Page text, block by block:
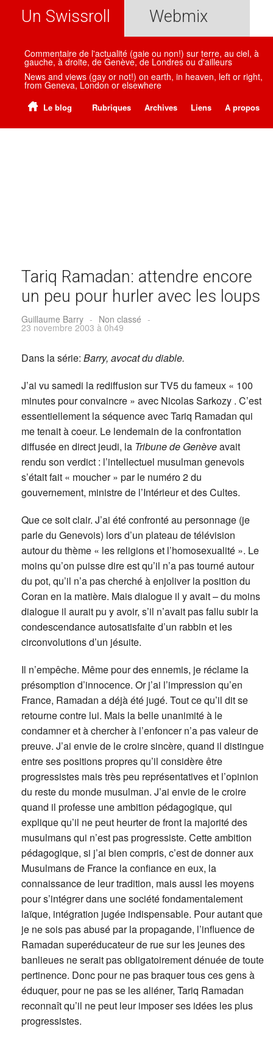
Un Swissroll Webmix
Commentaire de l'actualité (gaie ou non!) sur terre, au ciel, à
gauche, à droite, de Genève, de Londres ou d'ailleurs
News and views (gay or not!) on earth, in heaven, left or right,
from Geneva, London or elsewhere
Le blog Rubriques Archives Liens A propos
Tariq Ramadan: attendre encore
un peu pour hurler avec les loups
Guillaume Barry - Non classé -
23 novembre 2003 à 0h49
Dans la série: Barry, avocat du diable.
J’ai vu samedi la rediffusion sur TV5 du fameux « 100
minutes pour convaincre » avec Nicolas Sarkozy . C’est
essentiellement la séquence avec Tariq Ramadan qui
me tenait à coeur. Le lendemain de la confrontation
diffusée en direct jeudi, la Tribune de Genèveavait
rendu son verdict : l’intellectuel musulman genevois
s’était fait « moucher » par le numéro 2 du
gouvernement, ministre de l’Intérieur et des Cultes.
Que ce soit clair. J’ai été confronté au personnage (je
parle du Genevois) lors d’un plateau de télévision
autour du thème « les religions et l’homosexualité ». Le
moins qu’on puisse dire est qu’il n’a pas tourné autour
du pot, qu’il n’a pas cherché à enjoliver la position du
Coran en la matière. Mais dialogue il y avait – du moins
dialogue il aurait pu y avoir, s’il n’avait pas fallu subir la
condescendance autosatisfaite d’un rabbin et les
circonvolutions d’un jésuite.
Il n’empêche. Même pour des ennemis, je réclame la
présomption d’innocence. Or j’ai l’impression qu’en
France, Ramadan a déjà été jugé. Tout ce qu’il dit se
retourne contre lui. Mais la belle unanimité à le
condamner et à chercher à l’enfoncer n’a pas valeur de
preuve. J’ai envie de le croire sincère, quand il distingue
entre ses positions propres qu’il considère être
progressistes mais très peu représentatives et l’opinion
du reste du monde musulman. J’ai envie de le croire
quand il professe une ambition pédagogique, qui
explique qu’il ne peut heurter de front la majorité des
musulmans qui n’est pas progressiste. Cette ambition
pédagogique, si j’ai bien compris, c’est de donner aux
Musulmans de France la confiance en eux, la
connaissance de leur tradition, mais aussi les moyens
pour s’intégrer dans une société fondamentalement
laïque, intégration jugée indispensable. Pour autant que
je ne sois pas abusé par la propagande, l’influence de
Ramadan superéducateur de rue sur les jeunes des
banlieues ne serait pas obligatoirement dénuée de toute
pertinence. Donc pour ne pas braquer tous ces gens à
éduquer, pour ne pas se les aliéner, Tariq Ramadan
reconnaît qu’il ne peut leur imposer ses idées les plus
progressistes.